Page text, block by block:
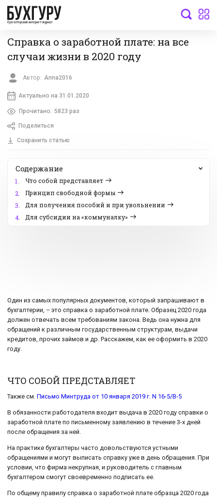
бухгалтерский интернет-журнал
Справка о заработной плате: на все
случаи жизни в 2020 году
Автор: Anna2016
Актуально на 31.01.2020
Прочитано: 5823 раз
Поделиться
Сохранить статью
Содержание
1.
Что собой представляет
2.
Принцип свободной формы
3.
Для получения пособий и при увольнении
4.
Для субсидии на «коммуналку»
Один из самых популярных документов, который запрашивают в
бухгалтерии, – это справка о заработной плате. Образец 2020 года
должен отвечать всем требованиям закона. Ведь она нужна для
обращений к различным государственным структурам, выдачи
кредитов, прочих займов и др. Расскажем, как ее оформить в 2020
году.
ЧТО СОБОЙ ПРЕДСТАВЛЯЕТ
Также см. Письмо Минтруда от 10 января 2019 г. N 16-5/В-5
В обязанности работодателя входит выдача в 2020 году справки о
заработной плате по письменному заявлению в течение 3-х дней
после обращения за ней.
На практике бухгалтеры часто довольствуются устными
обращениями и могут выписать справку уже в день обращения. При
условии, что фирма некрупная, и руководитель с главным
бухгалтером смогут своевременно подписать ее.
По общему правилу справка о заработной плате образца 2020 года